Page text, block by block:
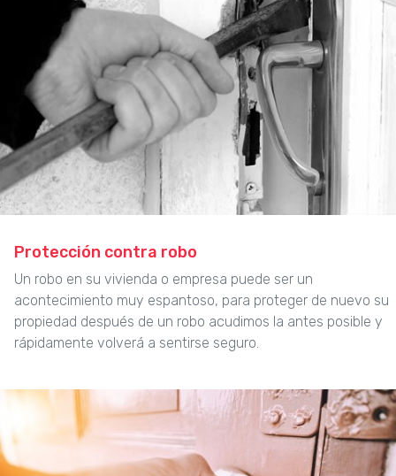
Protección contra robo
Un robo en su vivienda o empresa puede ser un
acontecimiento muy espantoso, para proteger de nuevo su
propiedad después de un robo acudimos la antes posible y
rápidamente volverá a sentirse seguro.